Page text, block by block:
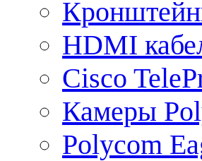
HDMI
Cisco
Камеры
Polycom